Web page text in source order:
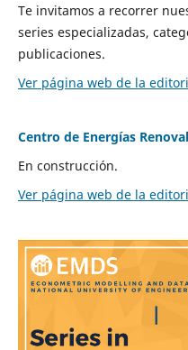
Te invitamos a recorrer
series especializadas,
publicaciones.
Ver página web de la
Centro de Energías
En construcción.
Ver página web de la